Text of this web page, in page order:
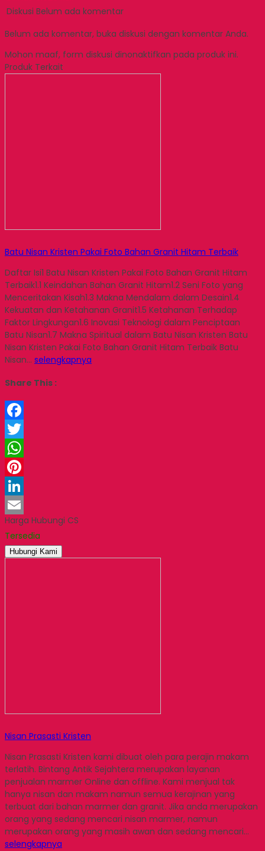
Diskusi Belum ada komentar
Belum ada komentar, buka diskusi dengan komentar Anda.
Mohon maaf, form diskusi dinonaktifkan pada produk ini.
Produk Terkait
Batu Nisan Kristen Pakai Foto Bahan Granit Hitam Terbaik
Daftar Isi1 Batu Nisan Kristen Pakai Foto Bahan Granit Hitam
Terbaik1.1 Keindahan Bahan Granit Hitam1.2 Seni Foto yang
Menceritakan Kisah1.3 Makna Mendalam dalam Desain1.4
Kekuatan dan Ketahanan Granit1.5 Ketahanan Terhadap
Faktor Lingkungan1.6 Inovasi Teknologi dalam Penciptaan
Batu Nisan1.7 Makna Spiritual dalam Batu Nisan Kristen Batu
Nisan Kristen Pakai Foto Bahan Granit Hitam Terbaik Batu
Nisan… selengkapnya
Share This :
Facebook
Twitter
WhatsApp
Pinterest
LinkedIn
Email
Harga Hubungi CS
Tersedia
Hubungi Kami
Nisan Prasasti Kristen
Nisan Prasasti Kristen kami dibuat oleh para perajin makam
terlatih. Bintang Antik Sejahtera merupakan layanan
penjualan marmer Online dan offline. Kami menjual tak
hanya nisan dan makam namun semua kerajinan yang
terbuat dari bahan marmer dan granit. Jika anda merupakan
orang yang sedang mencari nisan marmer, namun
merupakan orang yang masih awan dan sedang mencari…
selengkapnya